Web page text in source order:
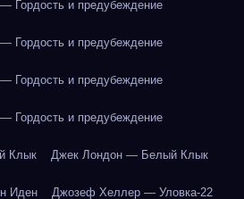
Гордость и предубеждение
Гордость и предубеждение
Гордость и предубеждение
Гордость и предубеждение
Клык Джек Лондон — Белый Клык
Иден Джозеф Хеллер — Уловка-22